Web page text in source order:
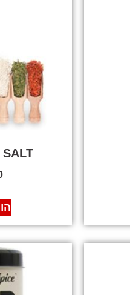
SALT